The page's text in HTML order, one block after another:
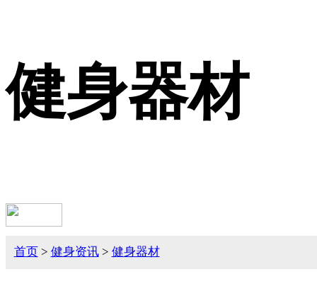
健身器材
首页 > 健身资讯> 健身器材